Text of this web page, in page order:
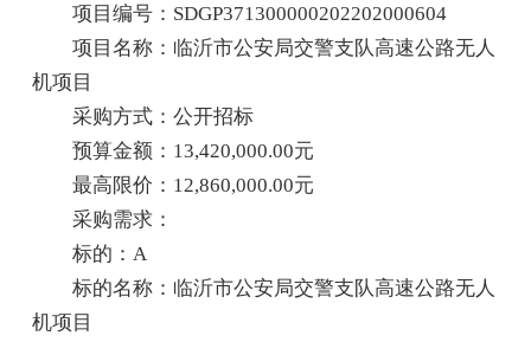
项目编号：SDGP371300000202202000604
项目名称：临沂市公安局交警支队高速公路无人
机项目
采购方式：公开招标
预算金额：13,420,000.00元
最高限价：12,860,000.00元
采购需求：
标的：A
标的名称：临沂市公安局交警支队高速公路无人
机项目